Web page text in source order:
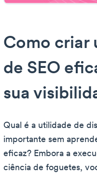
Como criar
de SEO
sua
Qual é a utilidade de
importante sem
eficaz? Embora a
ciência de foguetes,